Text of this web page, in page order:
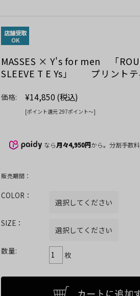
店舗受取
OK
MASSES × Y's for men 「
SLEEVE T E Ys」 プリントテ
価格: ¥14,850 (税込)
[ポイント還元 297ポイント〜]
なら月々4,950円から。分割手数
販売期間：
COLOR：
SIZE：
数量: 枚